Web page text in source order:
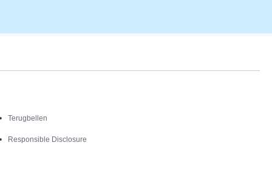
Terugbellen
Responsible Disclosure